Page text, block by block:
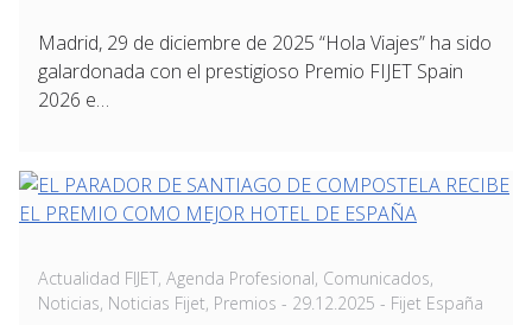
Madrid, 29 de diciembre de 2025 “Hola Viajes” ha sido
galardonada con el prestigioso Premio FIJET Spain
2026 e…
Actualidad FIJET, Agenda Profesional, Comunicados,
Noticias, Noticias Fijet, Premios - Posted
29.12.2025 - Fijet España